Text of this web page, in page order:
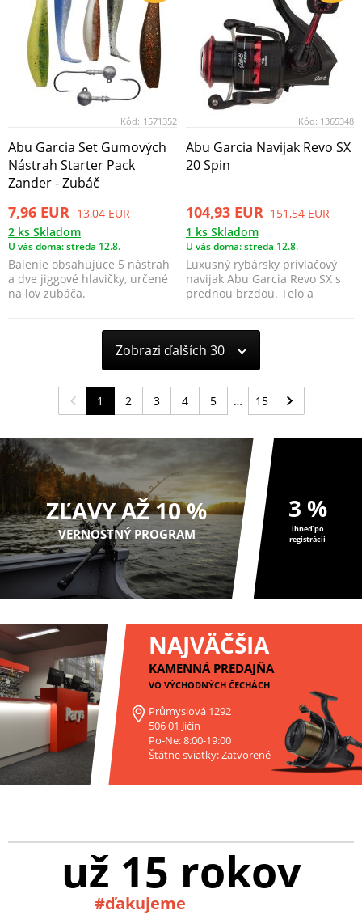
Kód: 1571352
Abu Garcia Set Gumových
Nástrah Starter Pack
Zander - Zubáč
7,96 EUR 13,04 EUR
2 ks Skladom
U vás doma: streda 12.8.
Balenie obsahujúce 5 nástrah
a dve jiggové hlavičky, určené
na lov zubáča.
Kód: 1365348
Abu Garcia Navijak Revo SX
20 Spin
104,93 EUR 151,54 EUR
1 ks Skladom
U vás doma: streda 12.8.
Luxusný rybársky prívlačový
navijak Abu Garcia Revo SX s
prednou brzdou. Telo a
Zobrazi ďalších 30
1 2 3 4 5 15
ZĽAVY AŽ 10 %
VERNOSTNÝ PROGRAM
3 %
ihneď po
registrácii
NAJVÄČŠIA
KAMENNÁ PREDAJŇA
VO VÝCHODNÝCH ČECHÁCH
Průmyslová 1292
506 01 Jičín
Po-Ne: 8:00-19:00
Štátne sviatky: Zatvorené
už 15 rokov
#ďakujeme